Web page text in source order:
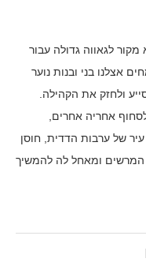
מקור לגאווה גדולה עבור
אצלנו בני ובנות נוער
ולחזק את הקהילה.
אחריה אחרים,
של ערבות הדדית, חוסן
המרשים ומאחל לה להמשיך